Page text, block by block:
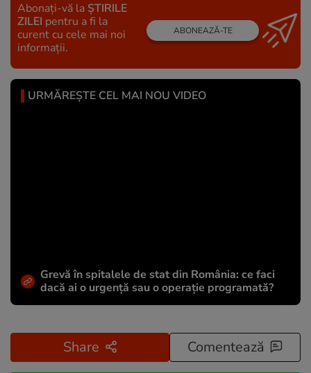
Abonați-vă la ȘTIRILE
ZILEI pentru a fi la
curent cu cele mai noi
informații.
ABONEAZĂ-TE
URMĂREȘTE CEL MAI NOU VIDEO
Grevă în spitalele de stat din România: ce faci
dacă ai o urgență sau o operație programată?
Share Comentează